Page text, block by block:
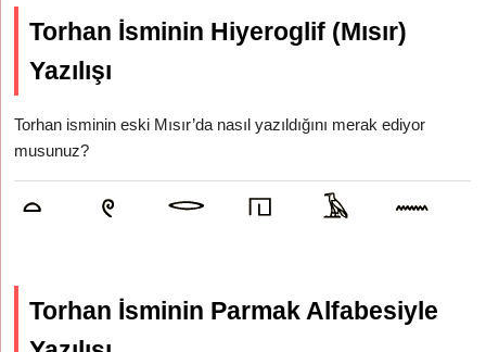
Torhan İsminin Hiyeroglif (Mısır)
Yazılışı
Torhan isminin eski Mısır’da nasıl yazıldığını merak ediyor
musunuz?
Torhan İsminin Parmak Alfabesiyle